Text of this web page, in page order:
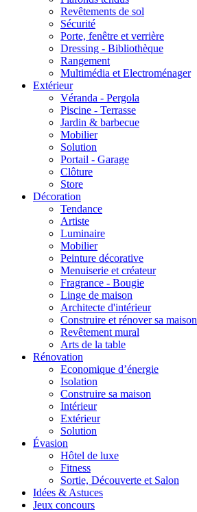
Revêtements de sol
Sécurité
Porte, fenêtre et verrière
Dressing - Bibliothèque
Rangement
Multimédia et Electroménager
Extérieur
Véranda - Pergola
Piscine - Terrasse
Jardin & barbecue
Mobilier
Solution
Portail - Garage
Clôture
Store
Décoration
Tendance
Artiste
Luminaire
Mobilier
Peinture décorative
Menuiserie et créateur
Fragrance - Bougie
Linge de maison
Architecte d'intérieur
Construire et rénover sa maison
Revêtement mural
Arts de la table
Rénovation
Economique d’énergie
Isolation
Construire sa maison
Intérieur
Extérieur
Solution
Évasion
Hôtel de luxe
Fitness
Sortie, Découverte et Salon
Idées & Astuces
Jeux concours